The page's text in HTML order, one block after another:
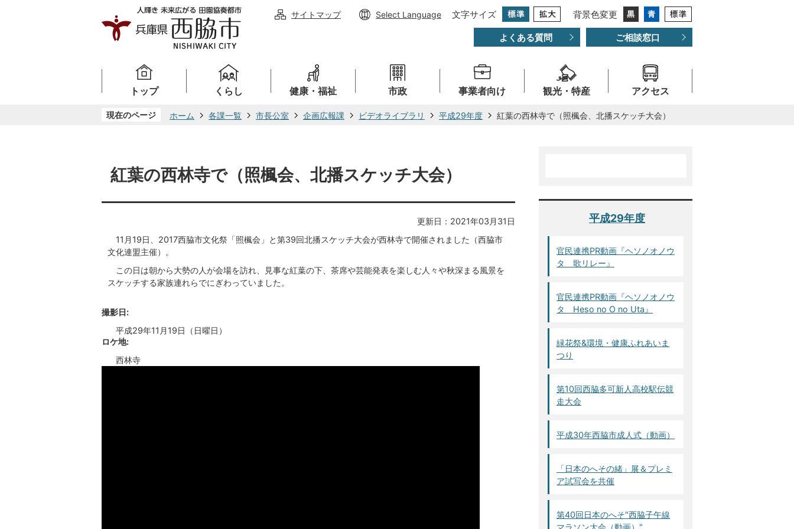
サイトマップ Select Language 文字サイズ 背景色変更
よくある質問 ご相談窓口
トップ くらし 健康・福祉 市政 事業者向け 観光・特産 アクセス
現在のページ ホーム 各課一覧 市長公室 企画広報課 ビデオライブラリ 平成29年度 紅葉の西林寺で（照楓会、北播スケッチ大会）
紅葉の西林寺で（照楓会、北播スケッチ大会）
更新日：2021年03月31日
11月19日、2017西脇市文化祭「照楓会」と第39回北播スケッチ大会が西林寺で開催されました（西脇市
文化連盟主催）。
この日は朝から大勢の人が会場を訪れ、見事な紅葉の下、茶席や芸能発表を楽しむ人々や秋深まる風景を
スケッチする家族連れらでにぎわっていました。
撮影日:
平成29年11月19日（日曜日）
ロケ地:
西林寺
平成29年度
官民連携PR動画『ヘソノオノウ
タ 歌リレー』
官民連携PR動画『ヘソノオノウ
タ Heso no O no Uta』
緑花祭&環境・健康ふれあいま
つり
第10回西脇多可新人高校駅伝競
走大会
平成30年西脇市成人式（動画）
「日本のへその緒」展＆プレミ
ア試写会を共催
第40回日本のへそ"西脇子午線
マラソン大会（動画）"